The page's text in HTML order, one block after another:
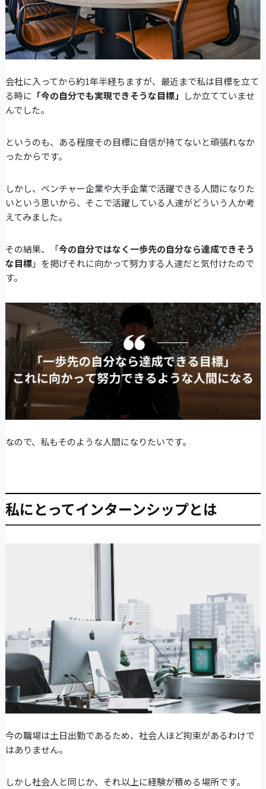
会社に入ってから約1年半経ちますが、最近まで私は目標を立て
る時に 「今の自分でも実現できそうな目標」 しか立てていませ
んでした。
というのも、ある程度その目標に自信が持てないと頑張れなか
ったからです。
しかし、ベンチャー企業や大手企業で活躍できる人間になりた
いという思いから、そこで活躍している人達がどういう人か考
えてみました。
その結果、「今の自分ではなく一歩先の自分なら達成できそう
な目標」を掲げそれに向かって努力する人達だと気付けたので
す。
なので、私もそのような人間になりたいです。
私にとってインターンシップとは
今の職場は土日出勤であるため、社会人ほど拘束があるわけで
はありません。
しかし社会人と同じか、それ以上に経験が積める場所です。